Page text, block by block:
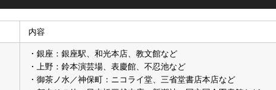
内容
・銀座：銀座駅、和光本店、教文館など
・上野：鈴本演芸場、表慶館、不忍池など
・御茶ノ水／神保町：ニコライ堂、三省堂書店本店など